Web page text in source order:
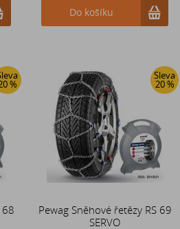
Do košíku
%
68
Sleva
20 %
Pewag Sněhové řetězy RS 69
SERVO